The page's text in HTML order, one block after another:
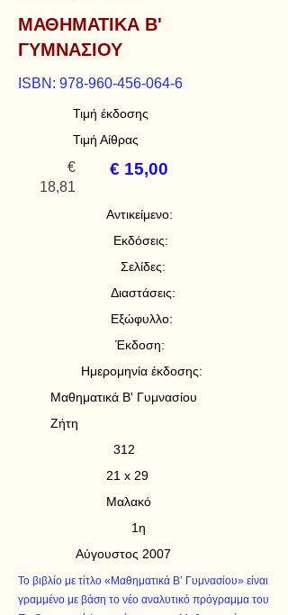
ΜΑΘΗΜΑΤΙΚΑ Β'
ΓΥΜΝΑΣΙΟΥ
ISBN: 978-960-456-064-6
Τιμή έκδοσης
Τιμή Αίθρας
€
18,81
€ 15,00
Αντικείμενο:
Εκδόσεις:
Σελίδες:
Διαστάσεις:
Εξώφυλλο:
Έκδοση:
Ημερομηνία έκδοσης:
Μαθηματικά Β' Γυμνασίου
Ζήτη
312
21 x 29
Μαλακό
1η
Αύγουστος 2007
Το βιβλίο με τίτλο «Μαθηματικά Β’ Γυμνασίου» είναι
γραμμένο με βάση το νέο αναλυτικό πρόγραμμα του